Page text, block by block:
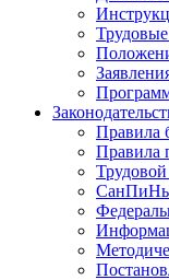
Правила
Правила
Трудовой